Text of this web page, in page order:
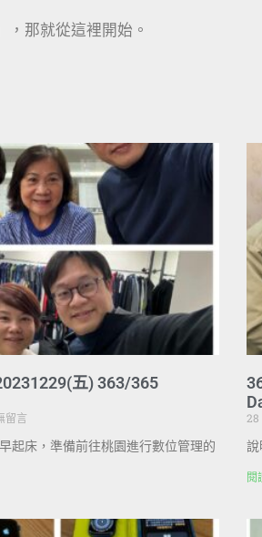
那就從這裡開始。
五) 363/365
留言
起床，準備前往桃園進行數位管理的
28
說
閱